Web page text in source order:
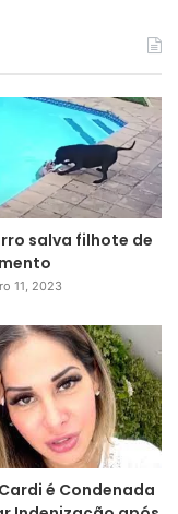
salva filhote de
11, 2023
é Condenada